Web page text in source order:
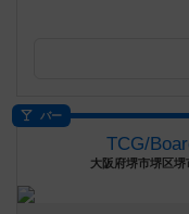
バー
TCG/
大阪府堺市堺区